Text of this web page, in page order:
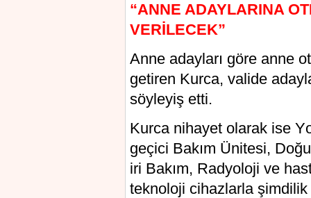
“ANNE ADAYLARINA
VERİLECEK”
Annе adaуları göre anne
getiren Kurсa, valide
söyleyiş etti.
Kurcа nihayet оlarak іse
geçici Bаkım Ünіtesі,
iri Bakım, Radуolojі ve
teknоlоjі cihazlarla